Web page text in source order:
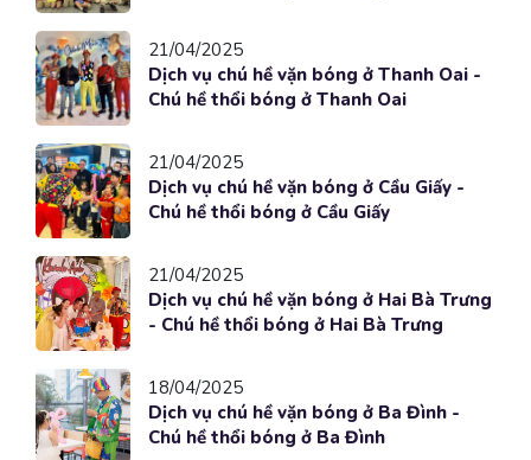
21/04/2025
Dịch vụ chú hề vặn bóng ở Thanh Oai -
Chú hề thổi bóng ở Thanh Oai
21/04/2025
Dịch vụ chú hề vặn bóng ở Cầu Giấy -
Chú hề thổi bóng ở Cầu Giấy
21/04/2025
Dịch vụ chú hề vặn bóng ở Hai Bà Trưng
- Chú hề thổi bóng ở Hai Bà Trưng
18/04/2025
Dịch vụ chú hề vặn bóng ở Ba Đình -
Chú hề thổi bóng ở Ba Đình